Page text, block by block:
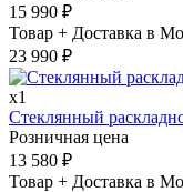
15 990 ₽
Товар + Доставка в
23 990 ₽
x1
Стеклянный
Розничная цена
13 580 ₽
Товар + Доставка в